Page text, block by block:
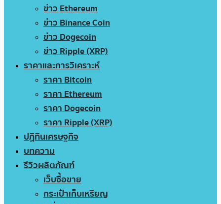
ข่าว Ethereum
ข่าว Binance Coin
ข่าว Dogecoin
ข่าว Ripple (XRP)
ราคาและการวิเคราะห์
ราคา Bitcoin
ราคา Ethereum
ราคา Dogecoin
ราคา Ripple (XRP)
ปฏิทินเศรษฐกิจ
บทความ
รีวิวผลิตภัณฑ์
เว็บซื้อขาย
กระเป๋าเก็บเหรียญ